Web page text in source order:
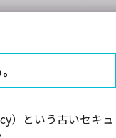
）という古いセキュ